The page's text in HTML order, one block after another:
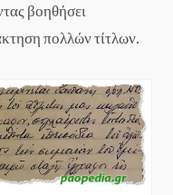
βοηθήσει
πολλών τίτλων.